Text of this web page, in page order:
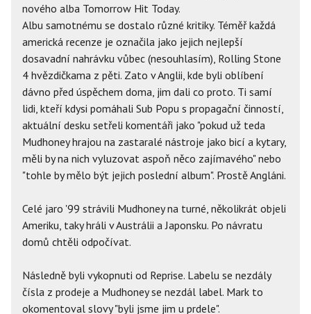
nového alba Tomorrow Hit Today.
Albu samotnému se dostalo různé kritiky. Téměř každá
americká recenze je označila jako jejich nejlepší
dosavadní nahrávku vůbec (nesouhlasím), Rolling Stone
4 hvězdičkama z pěti. Zato v Anglii, kde byli oblíbení
dávno před úspěchem doma, jim dali co proto. Ti samí
lidi, kteří kdysi pomáhali Sub Popu s propagační činností,
aktuální desku setřeli komentáři jako "pokud už teda
Mudhoney hrajou na zastaralé nástroje jako bicí a kytary,
měli by na nich vyluzovat aspoň něco zajímavého" nebo
"tohle by mělo být jejich poslední album". Prostě Angláni.
Celé jaro '99 strávili Mudhoney na turné, několikrát objeli
Ameriku, taky hráli v Austrálii a Japonsku. Po návratu
domů chtěli odpočívat.
Následně byli vykopnuti od Reprise. Labelu se nezdály
čísla z prodeje a Mudhoney se nezdál label. Mark to
okomentoval slovy "byli jsme jim u prdele".